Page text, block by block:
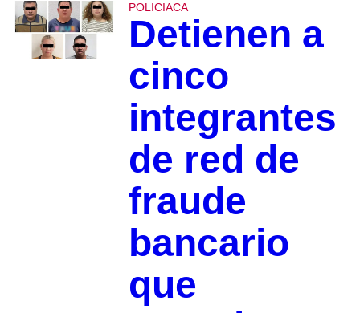
POLICIACA
Detienen a
cinco
integrantes
de red de
fraude
bancario
que